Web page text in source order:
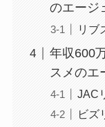
のエージ
リブ
年収600
スメのエ
JAC
ビズ